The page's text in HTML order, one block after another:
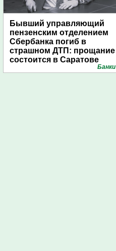
Бывший управляющий
пензенским отделением
Сбербанка погиб в
страшном ДТП: прощание
состоится в Саратове
Банки